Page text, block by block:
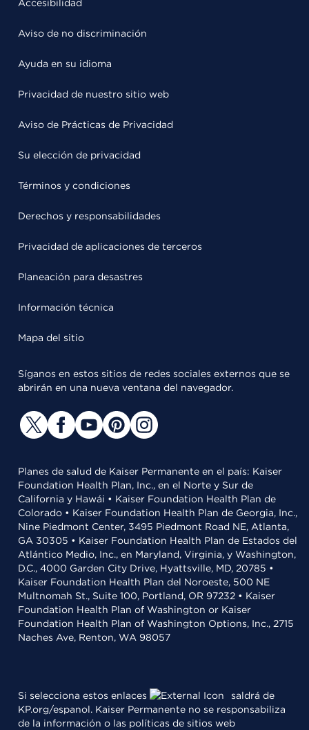
Accesibilidad
Aviso de no discriminación
Ayuda en su idioma
Privacidad de nuestro sitio web
Aviso de Prácticas de Privacidad
Su elección de privacidad
Términos y condiciones
Derechos y responsabilidades
Privacidad de aplicaciones de terceros
Planeación para desastres
Información técnica
Mapa del sitio
Síganos en estos sitios de redes sociales externos que se
abrirán en una nueva ventana del navegador.
Planes de salud de Kaiser Permanente en el país: Kaiser
Foundation Health Plan, Inc., en el Norte y Sur de
California y Hawái • Kaiser Foundation Health Plan de
Colorado • Kaiser Foundation Health Plan de Georgia, Inc.,
Nine Piedmont Center, 3495 Piedmont Road NE, Atlanta,
GA 30305 • Kaiser Foundation Health Plan de Estados del
Atlántico Medio, Inc., en Maryland, Virginia, y Washington,
D.C., 4000 Garden City Drive, Hyattsville, MD, 20785 •
Kaiser Foundation Health Plan del Noroeste, 500 NE
Multnomah St., Suite 100, Portland, OR 97232 • Kaiser
Foundation Health Plan of Washington or Kaiser
Foundation Health Plan of Washington Options, Inc., 2715
Naches Ave, Renton, WA 98057
Si selecciona estos enlaces
saldrá de
KP.org/espanol. Kaiser Permanente no se responsabiliza
de la información o las políticas de sitios web